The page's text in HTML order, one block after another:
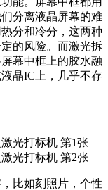
分离液晶屏幕的难
分和冷分，这两种
的风险。而激光拆
幕中框上的胶水融
晶IC上，几乎不存
比如刻照片，个性